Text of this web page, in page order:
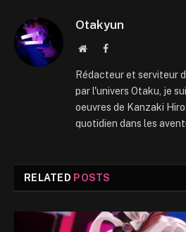
Otakyun
WebsiteFacebook
Rédacteur et serviteur
par l'univers Otaku, je
oeuvres de Kanzaki
quotidien dans les
RELATED POSTS